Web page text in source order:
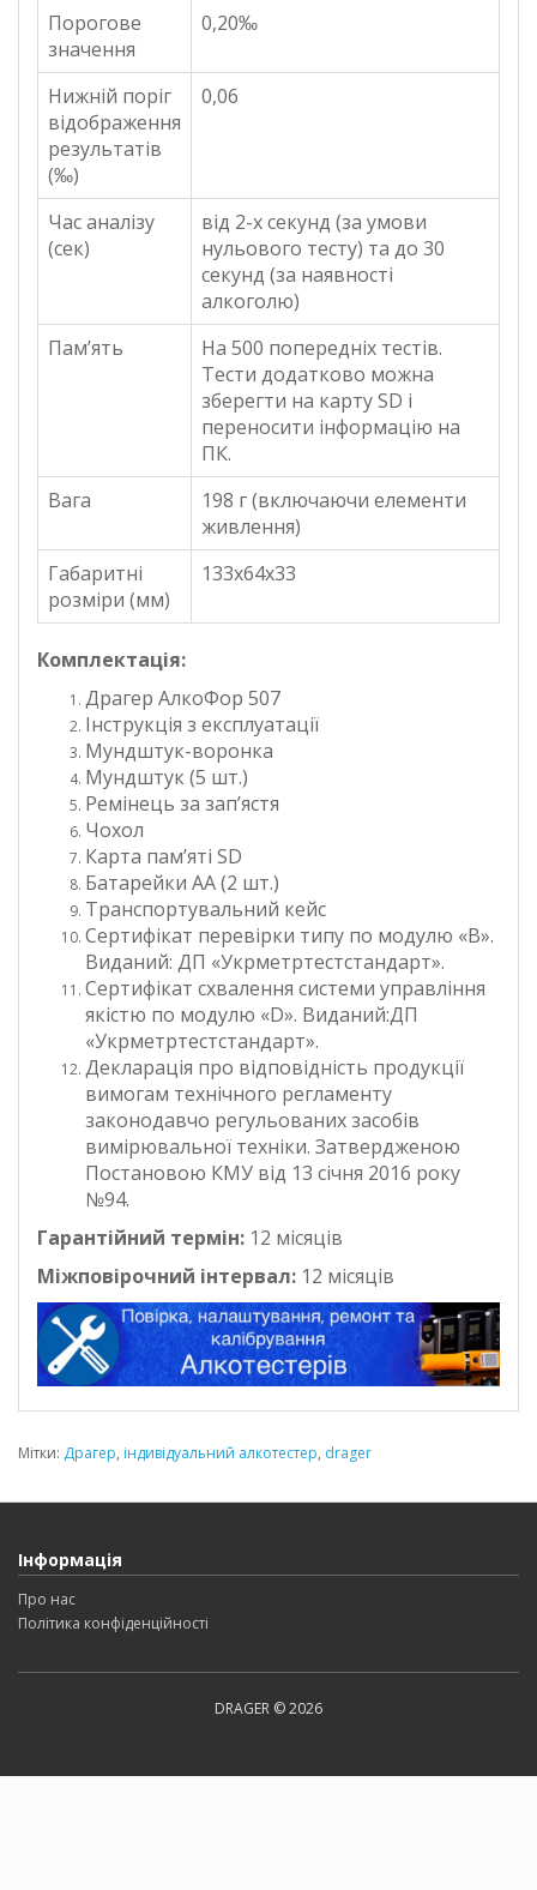
Порогове
значення
0,20‰
Нижній поріг
відображення
результатів
(‰)
0,06
Час аналізу
(сек)
від 2-х секунд (за умови
нульового тесту) та до 30
секунд (за наявності
алкоголю)
Пам’ять
На 500 попередніх тестів.
Тести додатково можна
зберегти на карту SD і
переносити інформацію на
ПК.
Вага
198 г (включаючи елементи
живлення)
Габаритні
розміри (мм)
133х64х33
Комплектація:
Драгер АлкоФор 507
Інструкція з експлуатації
Мундштук-воронка
Мундштук (5 шт.)
Ремінець за зап’ястя
Чохол
Карта пам’яті SD
Батарейки АА (2 шт.)
Транспортувальний кейс
Сертифікат перевірки типу по модулю «В».
Виданий: ДП «Укрметртестстандарт».
Сертифікат схвалення системи управління
якістю по модулю «D». Виданий:ДП
«Укрметртестстандарт».
Декларація про відповідність продукції
вимогам технічного регламенту
законодавчо регульованих засобів
вимірювальної техніки. Затвердженою
Постановою КМУ від 13 січня 2016 року
№94.
Гарантійний термін: 12 місяців
Міжповірочний інтервал: 12 місяців
Мітки: Драгер, індивідуальний алкотестер, drager
Інформація
Про нас
Політика конфіденційності
DRAGER © 2026